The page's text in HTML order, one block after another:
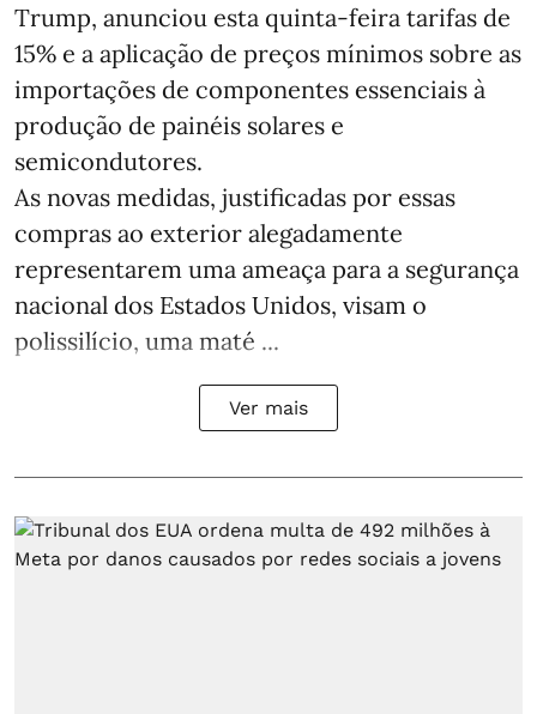
Trump, anunciou esta quinta-feira tarifas de
15% e a aplicação de preços mínimos sobre as
importações de componentes essenciais à
produção de painéis solares e
semicondutores.
As novas medidas, justificadas por essas
compras ao exterior alegadamente
representarem uma ameaça para a segurança
nacional dos Estados Unidos, visam o
polissilício, uma maté ...
Ver mais